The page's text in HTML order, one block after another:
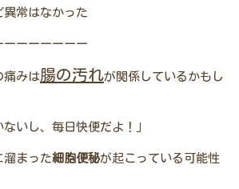
異常はなかった
ーーーーーー
痛みは腸の汚れが関係しているかもし
ないし、毎日快便だよ！」
溜まった細胞便秘が起こっている可能性